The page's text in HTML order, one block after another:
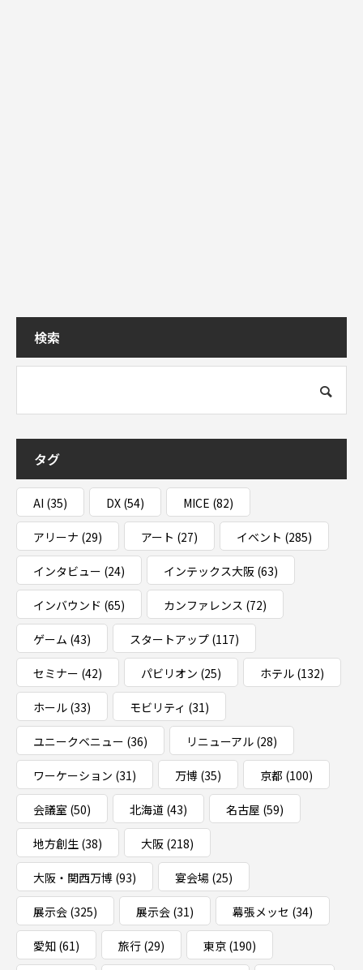
検索
タグ
AI (35) DX (54) MICE (82)
アリーナ (29) アート (27) イベント (285)
インタビュー (24) インテックス大阪 (63)
インバウンド (65) カンファレンス (72)
ゲーム (43) スタートアップ (117)
セミナー (42) パビリオン (25) ホテル (132)
ホール (33) モビリティ (31)
ユニークベニュー (36) リニューアル (28)
ワーケーション (31) 万博 (35) 京都 (100)
会議室 (50) 北海道 (43) 名古屋 (59)
地方創生 (38) 大阪 (218)
大阪・関西万博 (93) 宴会場 (25)
展示会 (325) 展示会 (31) 幕張メッセ (34)
愛知 (61) 旅行 (29) 東京 (190)